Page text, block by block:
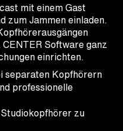
mit einem Gast
zum Jammen einladen.
Software ganz
einrichten.
separaten Kopfhörern
professionelle
zu